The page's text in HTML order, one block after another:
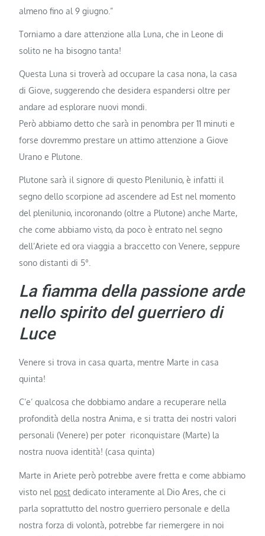
almeno fino al 9 giugno.”
Torniamo a dare attenzione alla Luna, che in Leone di
solito ne ha bisogno tanta!
Questa Luna si troverà ad occupare la casa nona, la casa
di Giove, suggerendo che desidera espandersi oltre per
andare ad esplorare nuovi mondi.
Però abbiamo detto che sarà in penombra per 11 minuti e
forse dovremmo prestare un attimo attenzione a Giove
Urano e Plutone.
Plutone sarà il signore di questo Plenilunio, è infatti il
segno dello scorpione ad ascendere ad Est nel momento
del plenilunio, incoronando (oltre a Plutone) anche Marte,
che come abbiamo visto, da poco è entrato nel segno
dell’Ariete ed ora viaggia a braccetto con Venere, seppure
sono distanti di 5°.
La fiamma della passione arde
nello spirito del guerriero di
Luce
Venere si trova in casa quarta, mentre Marte in casa
quinta!
C’e’ qualcosa che dobbiamo andare a recuperare nella
profondità della nostra Anima, e si tratta dei nostri valori
personali (Venere) per poter riconquistare (Marte) la
nostra nuova identità! (casa quinta)
Marte in Ariete però potrebbe avere fretta e come abbiamo
visto nel post dedicato interamente al Dio Ares, che ci
parla soprattutto del nostro guerriero personale e della
nostra forza di volontà, potrebbe far riemergere in noi